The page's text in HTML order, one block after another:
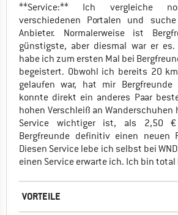
**Service:** Ich vergleiche
verschiedenen Portalen und
Anbieter. Normalerweise ist
günstigste, aber diesmal war er es.
habe ich zum ersten Mal bei
begeistert. Obwohl ich bereits 20
gelaufen war, hat mir
konnte direkt ein anderes Paar
hohen Verschleiß an
Service wichtiger ist, als 2,50
Bergfreunde definitiv einen neuen
Diesen Service lebe ich selbst bei
einen Service erwarte ich. Ich bin
VORTEILE